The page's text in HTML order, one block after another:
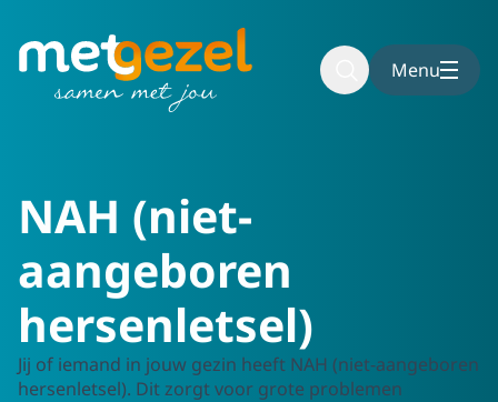
To main content
To footer
Menu
NAH (niet-
aangeboren
hersenletsel)
Jij of iemand in jouw gezin heeft NAH (niet-aangeboren
hersenletsel). Dit zorgt voor grote problemen